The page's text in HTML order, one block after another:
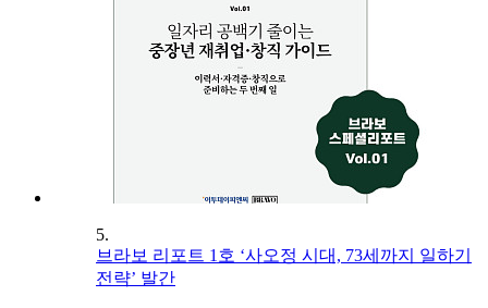
5.
브라보 리포트 1호 ‘사오정 시대, 73세까지 일하기
전략’ 발간